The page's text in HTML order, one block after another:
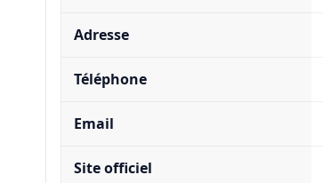
Adresse
Téléphone
Email
Site officiel